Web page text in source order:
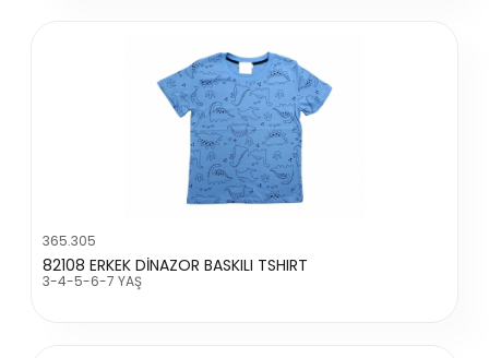
365.305
82108 ERKEK DİNAZOR BASKILI TSHIRT
3-4-5-6-7 YAŞ